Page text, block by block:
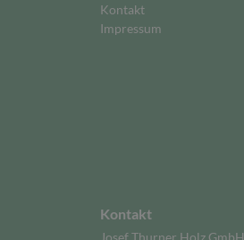
Kontakt
Impressum
Kontakt
Josef Thurner Holz GmbH